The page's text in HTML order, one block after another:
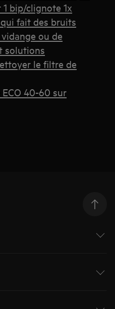
bip/clignote 1x
fait des bruits
ou de
solutions
le filtre de
40-60 sur